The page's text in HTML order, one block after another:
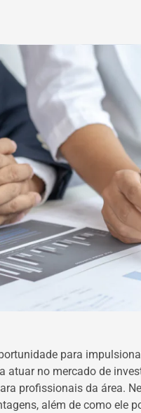
para
atuar no mercado de
profissionais da área.
além de como ele